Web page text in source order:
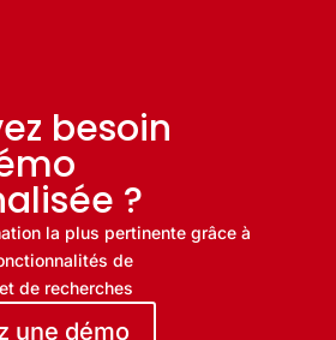
besoin
?
la plus pertinente grâce à
de
de recherches
une démo